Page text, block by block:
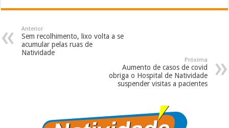
Anterior
Sem recolhimento, lixo volta a se
acumular pelas ruas de
Natividade
Próxima
Aumento de casos de covid
obriga o Hospital de Natividade
suspender visitas a pacientes